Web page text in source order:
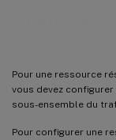
Pour une ressource
vous devez
sous-ensemble du
Pour configurer une